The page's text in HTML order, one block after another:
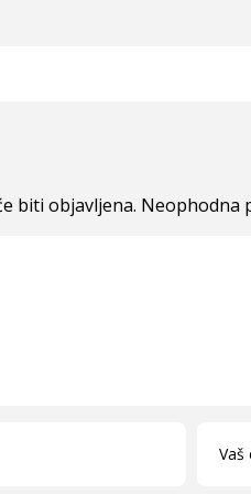
biti objavljena. Neophodna